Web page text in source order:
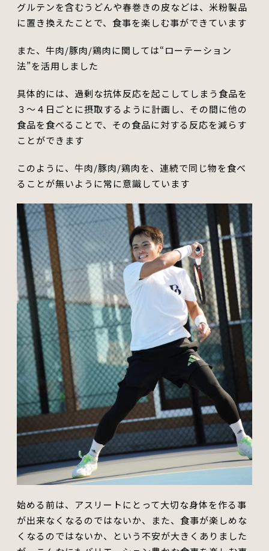
グルテンを含むうどんや春巻きの皮などは、米粉製品
に置き換えたことで、食事を楽しむ事ができています
また、牛肉/豚肉/鶏肉に関しては“ローテーション
法”を活用しました
具体的には、過剰な抗体反応を起こしてしまう食品を
３～４日ごとに摂取するように計画し、その間に他の
食品を食べることで、その食品に対する反応を減らす
ことができます
このように、牛肉/豚肉/鶏肉を、連続で同じ物を食べ
ることが無いように常に意識しています
始める前は、アスリートにとって大切な身体を作る事
が出来なくなるのではないか、また、食事が楽しめな
くなるのではないか、という不安が大きくありました